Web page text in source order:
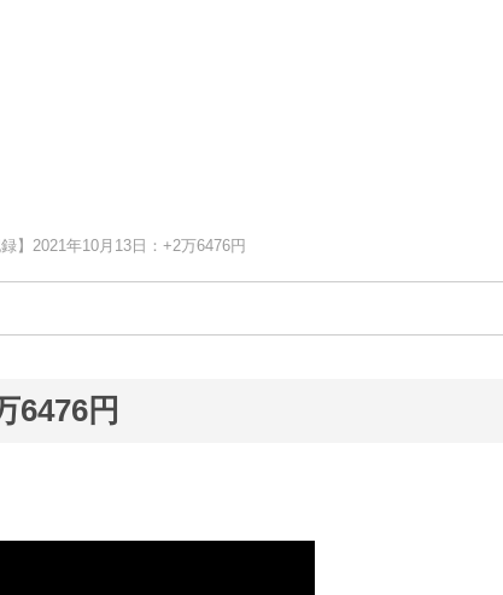
録】2021年10月13日：+2万6476円
6476円